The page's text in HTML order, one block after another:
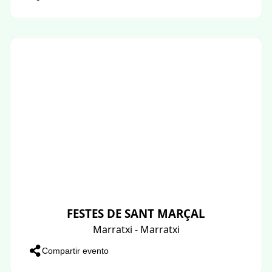
FESTES DE SANT MARÇAL
Marratxi - Marratxi
Compartir evento